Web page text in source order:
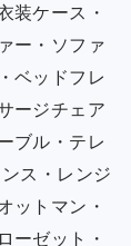
装ケース・
ー・ソファ
ベッドフレ
ージチェア
ブル・テレ
ス・レンジ
ットマン・
ーゼット・